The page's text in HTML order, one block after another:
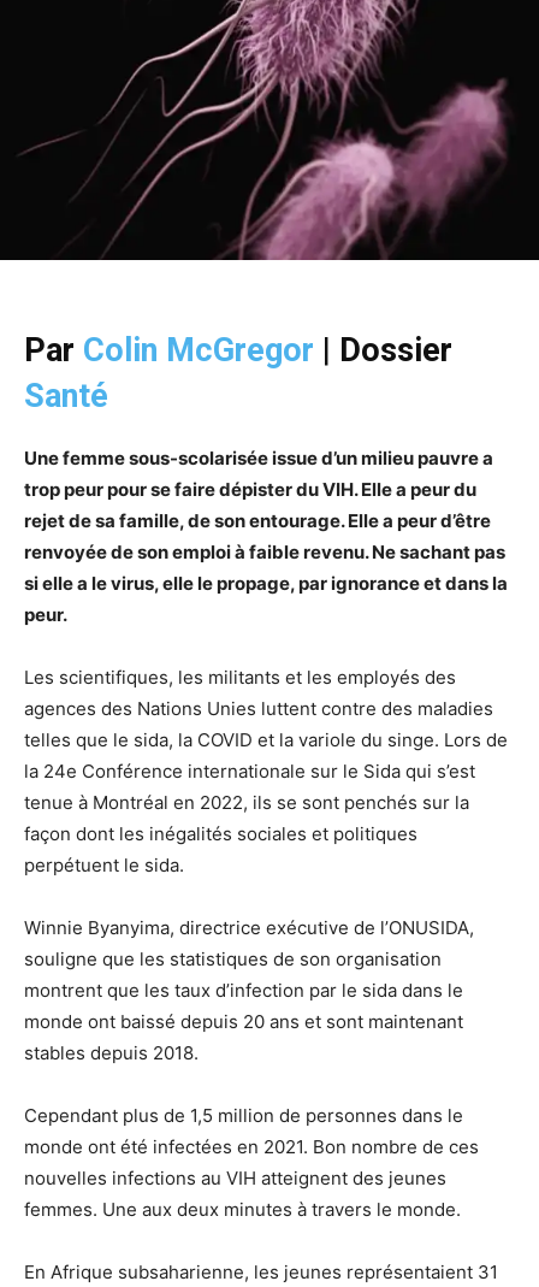
Par Colin McGregor | Dossier
Santé
Une femme sous-scolarisée issue d’un milieu pauvre a
trop peur pour se faire dépister du VIH. Elle a peur du
rejet de sa famille, de son entourage. Elle a peur d’être
renvoyée de son emploi à faible revenu. Ne sachant pas
si elle a le virus, elle le propage, par ignorance et dans la
peur.
Les scientifiques, les militants et les employés des
agences des Nations Unies luttent contre des maladies
telles que le sida, la COVID et la variole du singe. Lors de
la 24e Conférence internationale sur le Sida qui s’est
tenue à Montréal en 2022, ils se sont penchés sur la
façon dont les inégalités sociales et politiques
perpétuent le sida.
Winnie Byanyima, directrice exécutive de l’ONUSIDA,
souligne que les statistiques de son organisation
montrent que les taux d’infection par le sida dans le
monde ont baissé depuis 20 ans et sont maintenant
stables depuis 2018.
Cependant plus de 1,5 million de personnes dans le
monde ont été infectées en 2021. Bon nombre de ces
nouvelles infections au VIH atteignent des jeunes
femmes. Une aux deux minutes à travers le monde.
En Afrique subsaharienne, les jeunes représentaient 31